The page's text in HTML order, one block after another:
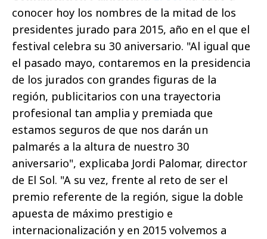
conocer hoy los nombres de la mitad de los
presidentes jurado para 2015, año en el que el
festival celebra su 30 aniversario. "Al igual que
el pasado mayo, contaremos en la presidencia
de los jurados con grandes figuras de la
región, publicitarios con una trayectoria
profesional tan amplia y premiada que
estamos seguros de que nos darán un
palmarés a la altura de nuestro 30
aniversario", explicaba Jordi Palomar, director
de El Sol. "A su vez, frente al reto de ser el
premio referente de la región, sigue la doble
apuesta de máximo prestigio e
internacionalización y en 2015 volvemos a